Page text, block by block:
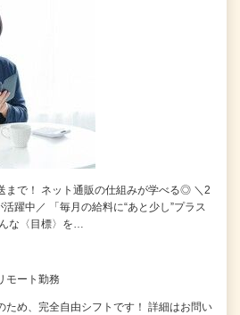
まで！ ネット通販の仕組みが学べる◎ ＼2
躍中／ 「毎月の給料に“あと少し”プラス
な〈目標〉を…
ート勤務
ため、完全自由シフトです！ 詳細はお問い